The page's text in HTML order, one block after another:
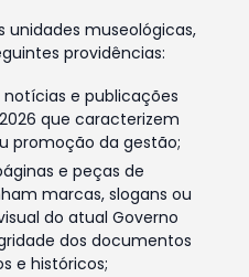
unidades museológicas,
providências:
e publicações
que caracterizem
promoção da gestão;
e peças de
marcas, slogans ou
do atual Governo
dos documentos
e históricos;